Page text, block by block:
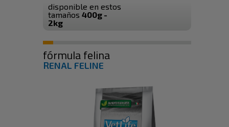
disponible en estos
tamaños 400g -
2kg
fórmula felina
RENAL FELINE